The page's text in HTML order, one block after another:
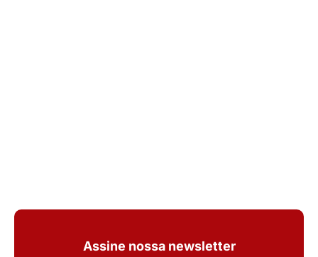
Assine nossa newsletter